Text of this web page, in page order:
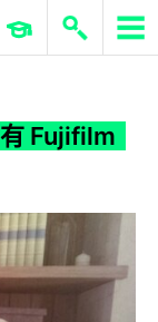
ERP 與商業 AI
Fujifilm